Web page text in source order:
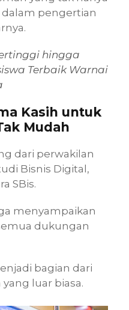
dalam pengertian
hingga
Terbaik Warnai
Kasih untuk
Mudah
dari perwakilan
Bisnis Digital,
SBis.
menyampaikan
dukungan
bagian dari
luar biasa.